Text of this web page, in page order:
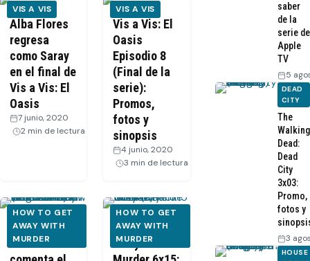
VIS A VIS
Alba Flores
regresa
como Saray
en el final de
Vis a Vis: El
Oasis
7 junio, 2020
2 min de lectura
VIS A VIS
Vis a Vis: El
Oasis
Episodio 8
(Final de la
serie):
Promos,
fotos y
sinopsis
4 junio, 2020
3 min de lectura
HOW TO GET
AWAY WITH
MURDER
HTGAWM: El
elenco
HOW TO GET
AWAY WITH
MURDER
How to Get
Away With
saber
de la
serie de
Apple
TV
5
DEAD
CITY
The
Walking
Dead:
Dead
City
3x03:
Promo,
fotos y
3
HOUSE